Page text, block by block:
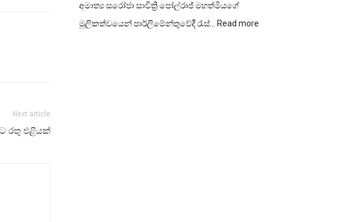
Next article
රතු එළියක්
අමාත්‍ය සරෝජා සාවිත්‍රි පෝල්රාජ් මහත්මියගේ
මූලිකත්වයෙන් පාර්ලිමේන්තුවේදී රැස්… Read more